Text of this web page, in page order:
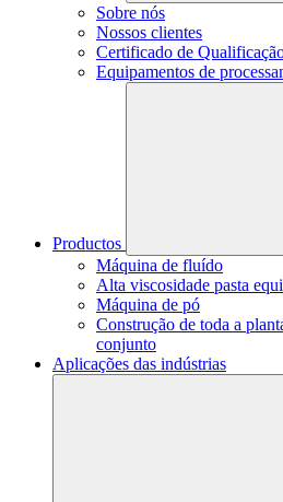
Sobre nós
Nossos clientes
Certificado de
Equipamentos de
Productos
Máquina de fluído
Alta viscosidade pasta
Máquina de pó
Construção de toda a
conjunto
Aplicações das indústrias